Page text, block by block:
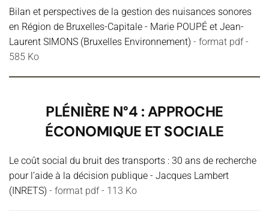
Bilan et perspectives de la gestion des nuisances sonores
en Région de Bruxelles-Capitale - Marie POUPÉ et Jean-
Laurent SIMONS (Bruxelles Environnement) - format pdf -
585 Ko
PLÉNIÈRE N°4 : APPROCHE
ÉCONOMIQUE ET SOCIALE
Le coût social du bruit des transports : 30 ans de recherche
pour l’aide à la décision publique - Jacques Lambert
(INRETS) - format pdf - 113 Ko